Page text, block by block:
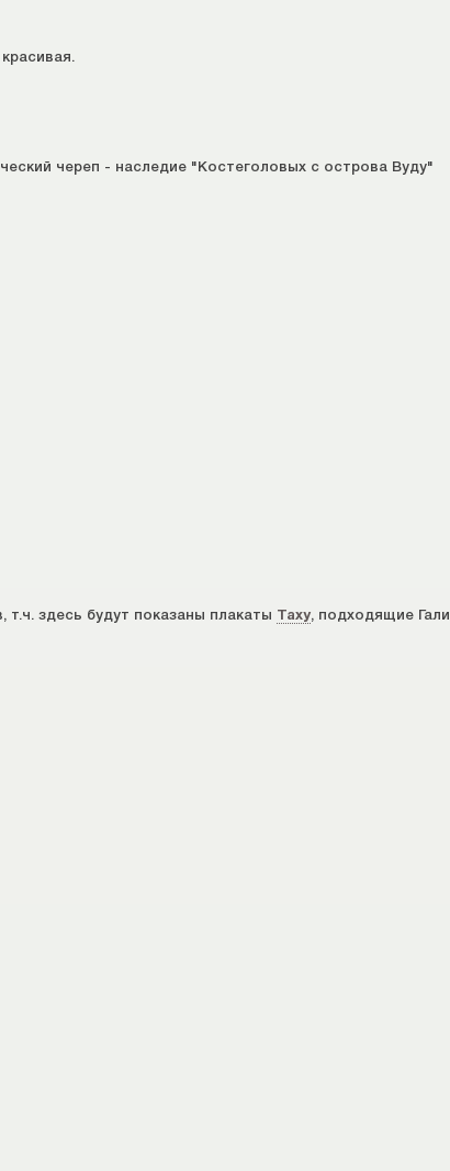
череп - наследие "Костеголовых с острова Вуду"
здесь будут показаны плакаты Таху, подходящие Гали